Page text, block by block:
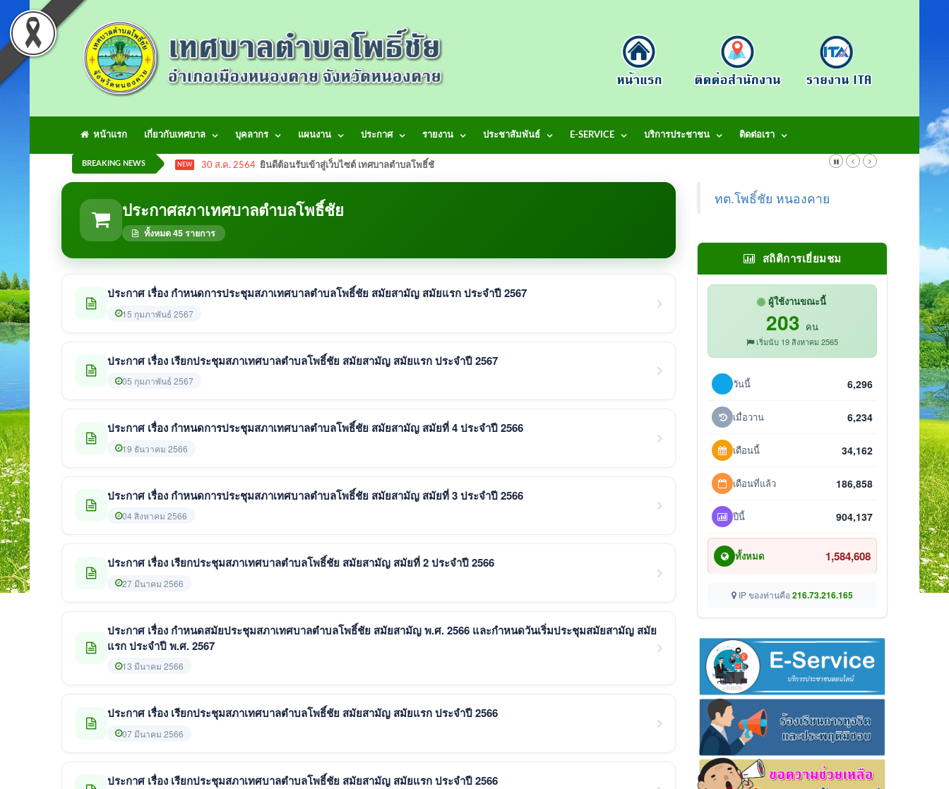
หน้าแรก เกี่ยวกับเทศบาล บุคลากร แผนงาน ประกาศ รายงาน ประชาสัมพันธ์ E-SERVICE บริการประชาชน ติดต่อเรา
BREAKING NEWS NEW 30 ส.ค. 2564 ยินดีต้อนรับเข้าสู่เว็บไซต์ เทศบาลตำบลโพธิ์ชัย
ประกาศสภาเทศบาลตำบลโพธิ์ชัย
ทั้งหมด 45 รายการ
ประกาศ เรื่อง กำหนดการประชุมสภาเทศบาลตำบลโพธิ์ชัย สมัยสามัญ สมัยแรก ประจำปี 2567
15 กุมภาพันธ์ 2567
ประกาศ เรื่อง เรียกประชุมสภาเทศบาลตำบลโพธิ์ชัย สมัยสามัญ สมัยแรก ประจำปี 2567
05 กุมภาพันธ์ 2567
ประกาศ เรื่อง กำหนดการประชุมสภาเทศบาลตำบลโพธิ์ชัย สมัยสามัญ สมัยที่ 4 ประจำปี 2566
19 ธันวาคม 2566
ประกาศ เรื่อง กำหนดการประชุมสภาเทศบาลตำบลโพธิ์ชัย สมัยสามัญ สมัยที่ 3 ประจำปี 2566
04 สิงหาคม 2566
ประกาศ เรื่อง เรียกประชุมสภาเทศบาลตำบลโพธิ์ชัย สมัยสามัญ สมัยที่ 2 ประจำปี 2566
27 มีนาคม 2566
ประกาศ เรื่อง กำหนดสมัยประชุมสภาเทศบาลตำบลโพธิ์ชัย สมัยสามัญ พ.ศ. 2566 และกำหนดวันเริ่มประชุมสมัยสามัญ สมัย
แรก ประจำปี พ.ศ. 2567
13 มีนาคม 2566
ประกาศ เรื่อง เรียกประชุมสภาเทศบาลตำบลโพธิ์ชัย สมัยสามัญ สมัยแรก ประจำปี 2566
07 มีนาคม 2566
ประกาศ เรื่อง เรียกประชุมสภาเทศบาลตำบลโพธิ์ชัย สมัยสามัญ สมัยแรก ประจำปี 2566
ทต.โพธิ์ชัย หนองคาย
สถิติการเยี่ยมชม
ผู้ใช้งานขณะนี้
203 คน
เริ่มนับ 19 สิงหาคม 2565
วันนี้ 6,296
เมื่อวาน 6,234
เดือนนี้ 34,162
เดือนที่แล้ว 186,858
ปีนี้ 904,137
ทั้งหมด 1,584,608
IP ของท่านคือ 216.73.216.165